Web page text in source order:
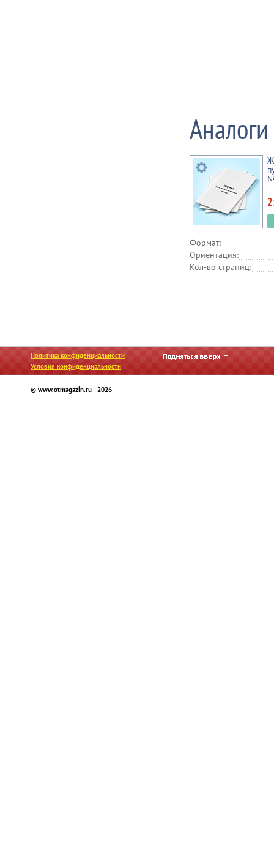
Аналоги
Формат:
Ориентация:
Кол-во страниц:
Политика конфиденциальности
Условия конфиденциальности
© www.otmagazin.ru 2026